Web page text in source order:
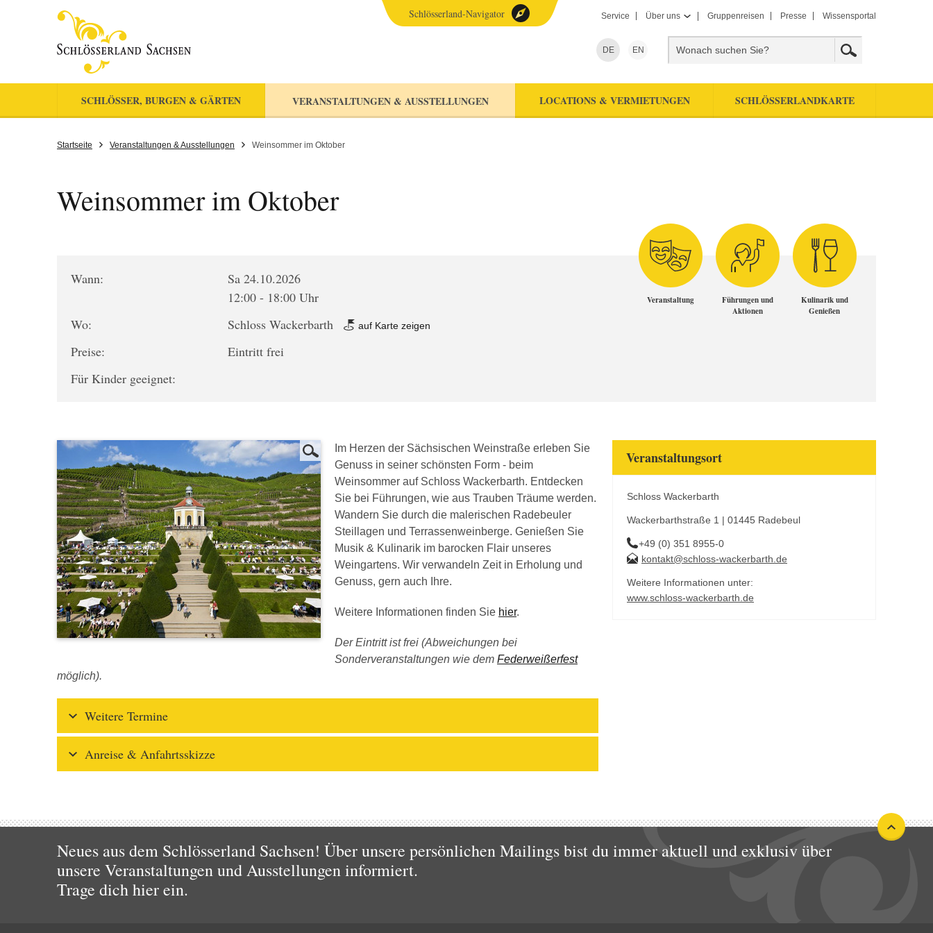
Service Über uns Gruppenreisen Presse Wissensportal
DE EN
SCHLÖSSER, BURGEN & GÄRTEN VERANSTALTUNGEN & AUSSTELLUNGEN LOCATIONS & VERMIETUNGEN SCHLÖSSERLANDKARTE
Schlösserland-Navigator
Startseite Veranstaltungen & Ausstellungen Weinsommer im Oktober
Weinsommer im Oktober
Wann:
Sa 24.10.2026
12:00 - 18:00 Uhr
Wo:
Schloss Wackerbarth auf Karte zeigen
Preise:
Eintritt frei
Für Kinder geeignet:
Veranstaltung
Führungen und
Aktionen
Kulinarik und
Genießen
Im Herzen der Sächsischen Weinstraße erleben Sie
Genuss in seiner schönsten Form - beim
Weinsommer auf Schloss Wackerbarth. Entdecken
Sie bei Führungen, wie aus Trauben Träume werden.
Wandern Sie durch die malerischen Radebeuler
Steillagen und Terrassenweinberge. Genießen Sie
Musik & Kulinarik im barocken Flair unseres
Weingartens. Wir verwandeln Zeit in Erholung und
Genuss, gern auch Ihre.
Weitere Informationen finden Sie hier.
Der Eintritt ist frei (Abweichungen bei
Sonderveranstaltungen wie dem Federweißerfest
möglich).
Weitere Termine
Anreise & Anfahrtsskizze
Veranstaltungsort
Schloss Wackerbarth
Wackerbarthstraße 1 | 01445 Radebeul
+49 (0) 351 8955-0
kontakt@schloss-wackerbarth.de
Weitere Informationen unter:
www.schloss-wackerbarth.de
Neues aus dem Schlösserland Sachsen! Über unsere persönlichen Mailings bist du immer aktuell und exklusiv über
unsere Veranstaltungen und Ausstellungen informiert.
Trage dich hier ein.